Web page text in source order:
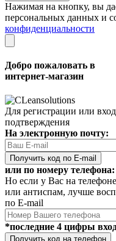
Нажимая на кнопку, вы
персональных данных и
конфиденциальности
Добро пожаловать в
интернет-магазин
Для регистрации или
подтверждения
На электронную почту:
Получить код по E-mail
или по номеру телефона:
Но если у Вас на
или антиспам, лучше
по E-mail
*последние 4 цифры
Получить код на телефон